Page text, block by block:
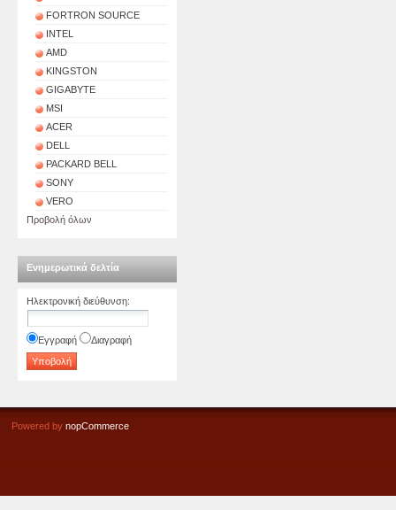
FORTRON SOURCE
INTEL
AMD
KINGSTON
GIGABYTE
MSI
ACER
DELL
PACKARD BELL
SONY
VERO
Προβολή όλων
Ενημερωτικά δελτία
Ηλεκτρονική διεύθυνση:
Εγγραφή Διαγραφή
Powered by nopCommerce